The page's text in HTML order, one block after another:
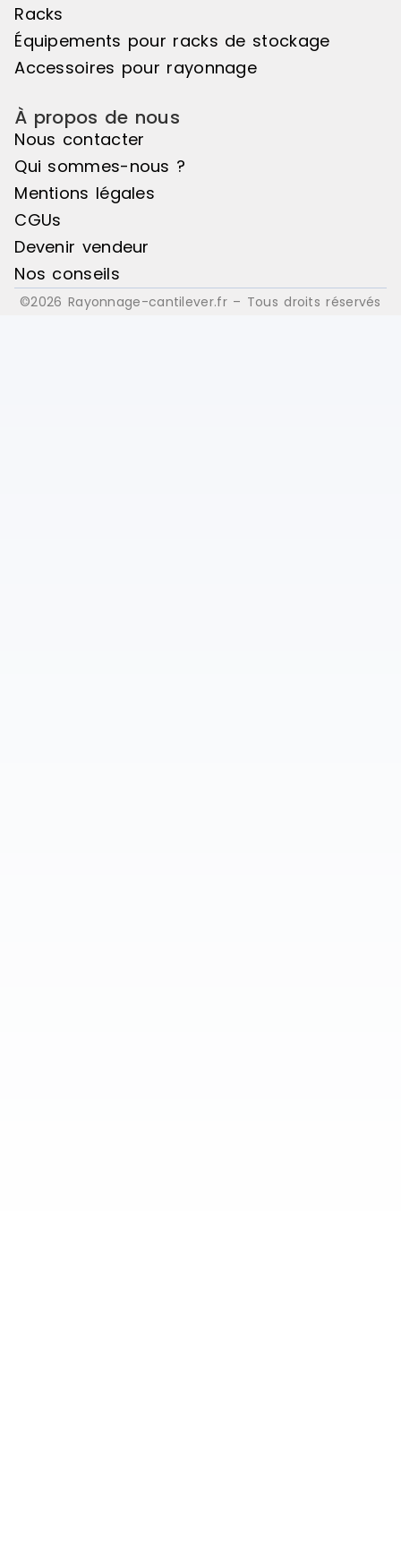
Racks
Équipements pour racks de stockage
Accessoires pour rayonnage
À propos de nous
Nous contacter
Qui sommes-nous ?
Mentions légales
CGUs
Devenir vendeur
Nos conseils
©2026 Rayonnage-cantilever.fr – Tous droits réservés